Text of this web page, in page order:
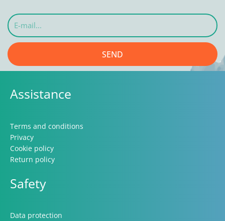
E-
mail...
SEND
Assistance
Terms and conditions
Privacy
Cookie policy
Return policy
Safety
Data protection